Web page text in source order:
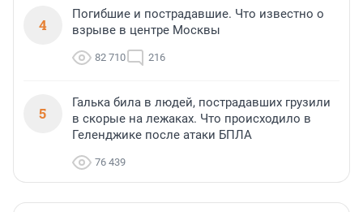
4
Погибшие и пострадавшие. Что известно о
взрыве в центре Москвы
82 710 216
5
Галька била в людей, пострадавших грузили
в скорые на лежаках. Что происходило в
Геленджике после атаки БПЛА
76 439